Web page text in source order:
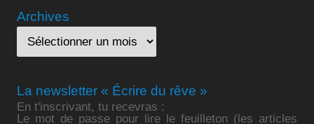
Archives
La newsletter « Écrire du rêve »
En t'inscrivant, tu recevras :
Le mot de passe pour lire le feuilleton (les articles